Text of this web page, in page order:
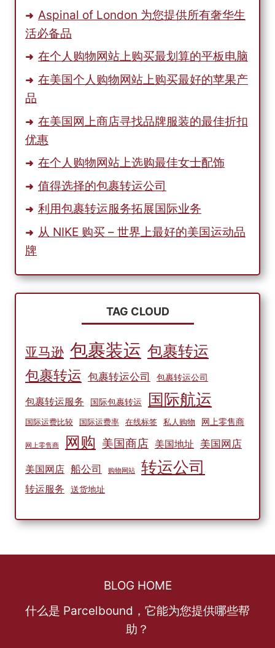
商
店
买
正
迪
Aspinal of London 为您提供所有奢华生
活必备品
在个人购物网站上购买最划算的平板电脑
在美国个人购物网站上购买最好的苹果产
品
在美国网上商店寻找品牌服装的最佳折扣
优惠
在个人购物网站上选购最佳女士配饰
值得选择的包裹转运公司
利用包裹转运服务拓展国际业务
从 NIKE 购买 – 世界上最好的美国运动品
牌
TAG CLOUD
亚马逊 包裹装运 包裹转运
包裹转运 包裹转运公司 包裹转运公司
包裹转运服务 国际包裹转运 国际航运
国际运费比较 国际运费率 在线标签 私人购物 网上零售商
网上零售商 网购 美国商店 美国地址 美国网店
美国网店 船公司 购物网站 转运公司
转运服务 送货地址
BLOG HOME
什么是 Parcelbound，它能为您提供哪些帮
助？